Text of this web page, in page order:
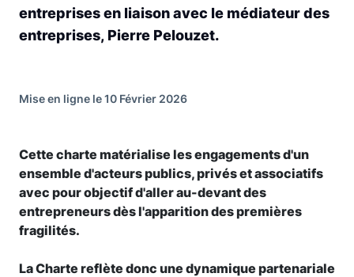
entreprises en liaison avec le médiateur des
entreprises, Pierre Pelouzet.
Mise en ligne le 10 Février 2026
Cette charte matérialise les engagements d'un
ensemble d'acteurs publics, privés et associatifs
avec pour objectif d'aller au-devant des
entrepreneurs dès l'apparition des premières
fragilités.
La Charte reflète donc une dynamique partenariale